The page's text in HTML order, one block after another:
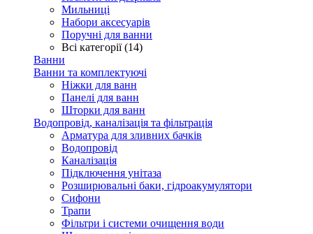
Мильниці
Набори аксесуарів
Поручні для ванни
Всі категорії (14)
Ванни
Ванни та комплектуючі
Ніжки для ванн
Панелі для ванн
Шторки для ванн
Водопровід, каналізація та фільтрація
Арматура для зливних бачків
Водопровід
Каналізація
Підключення унітаза
Розширювальні баки, гідроакумулятори
Сифони
Трапи
Фільтри і системи очищення води